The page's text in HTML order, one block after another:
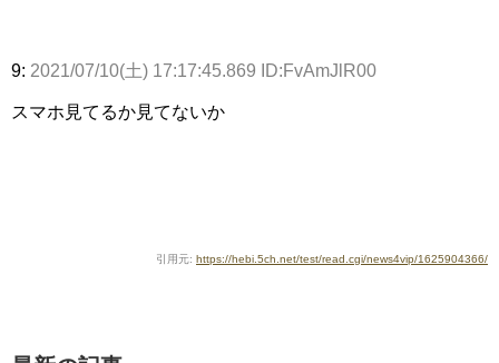
9: 2021/07/10(土) 17:17:45.869 ID:FvAmJlR00
スマホ見てるか見てないか
引用元: https://hebi.5ch.net/test/read.cgi/news4vip/1625904366/